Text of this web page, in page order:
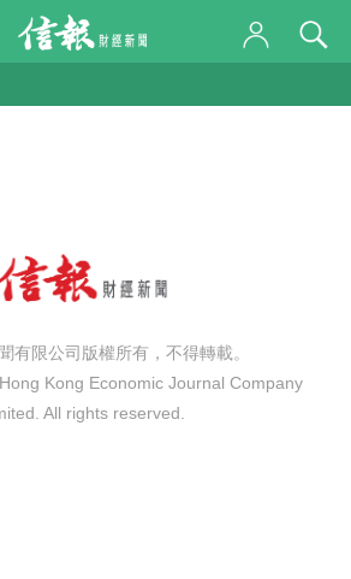
有限公司版權所有，不得轉載。
Kong Economic Journal Company
All rights reserved.